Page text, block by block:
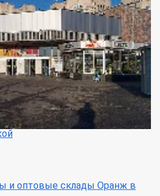
и оптовые склады Оранж в